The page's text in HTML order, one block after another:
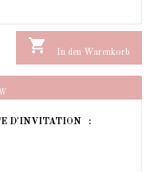
 In den Warenkorb
D'INVITATION :